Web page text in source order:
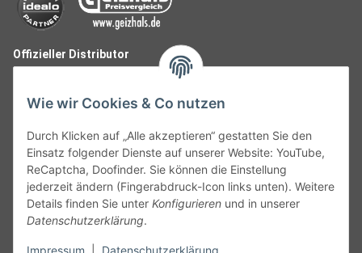
Offizieller Distributor
Follow Us
Wie wir Cookies & Co nutzen
Durch Klicken auf „Alle akzeptieren“ gestatten Sie den
Einsatz folgender Dienste auf unserer Website: YouTube,
ReCaptcha, Doofinder. Sie können die Einstellung
jederzeit ändern (Fingerabdruck-Icon links unten). Weitere
Details finden Sie unter Konfigurieren und in unserer
Datenschutzerklärung.